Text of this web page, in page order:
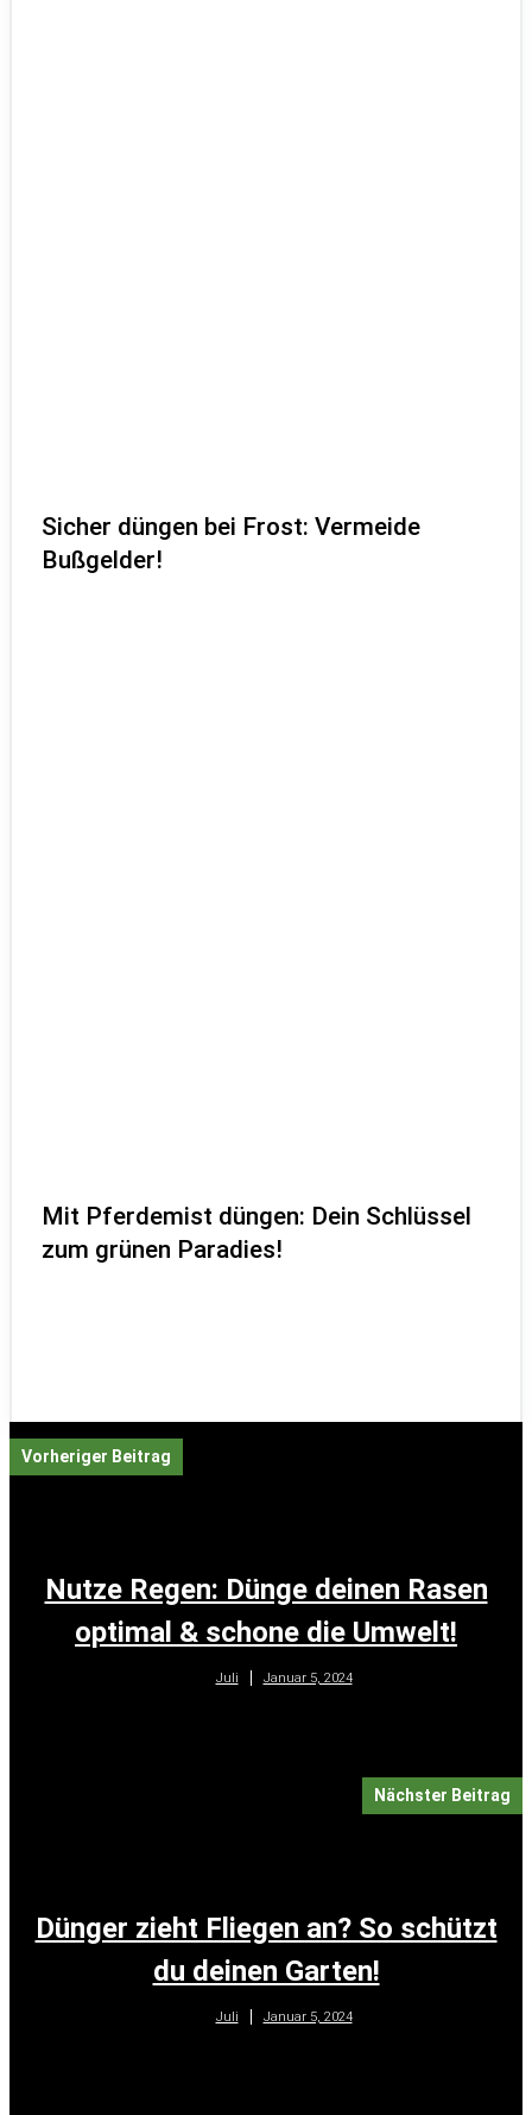
Sicher düngen bei Frost: Vermeide
Bußgelder!
Mit Pferdemist düngen: Dein Schlüssel
zum grünen Paradies!
Vorheriger Beitrag
Nutze Regen: Dünge deinen Rasen
optimal & schone die Umwelt!
Juli Januar 5, 2024
Nächster Beitrag
Dünger zieht Fliegen an? So schützt
du deinen Garten!
Juli Januar 5, 2024